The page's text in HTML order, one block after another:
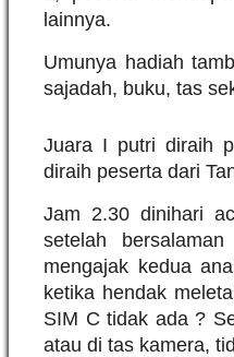
lainnya.
Umunya hadiah
sajadah, buku, tas
Juara I putri diraih
diraih peserta dari
Jam 2.30 dinihari
setelah
mengajak kedua
ketika hendak
SIM C tidak ada ?
atau di tas kamera,